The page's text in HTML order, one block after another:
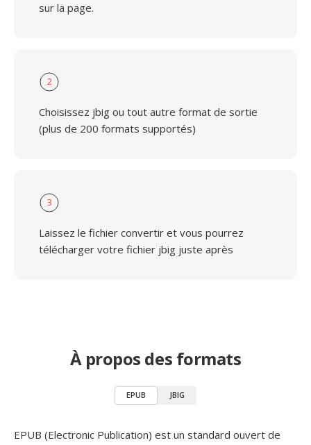
sur la page.
2
Choisissez jbig ou tout autre format de sortie
(plus de 200 formats supportés)
3
Laissez le fichier convertir et vous pourrez
télécharger votre fichier jbig juste après
À propos des formats
EPUB JBIG
EPUB (Electronic Publication) est un standard ouvert de